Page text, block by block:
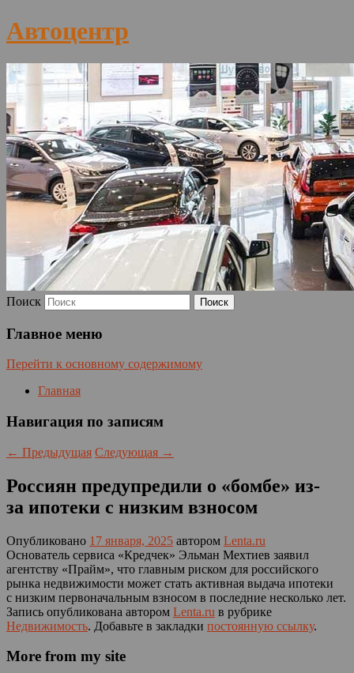
Автоцентр
Поиск
Главное меню
Перейти к основному содержимому
Главная
Навигация по записям
← Предыдущая Следующая →
Россиян предупредили о «бомбе» из-
за ипотеки с низким взносом
Опубликовано 17 января, 2025 автором Lenta.ru
Основатель сервиса «Кредчек» Эльман Мехтиев заявил
агентству «Прайм», что главным риском для российского
рынка недвижимости может стать активная выдача ипотеки
с низким первоначальным взносом в последние несколько лет.
Запись опубликована автором Lenta.ru в рубрике
Недвижимость. Добавьте в закладки постоянную ссылку.
More from my site